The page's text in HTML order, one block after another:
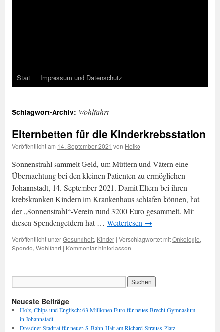
Start Impressum und Datenschutz
Schlagwort-Archiv: Wohlfahrt
Elternbetten für die Kinderkrebsstation
Veröffentlicht am 14. September 2021 von Heiko
Sonnenstrahl sammelt Geld, um Müttern und Vätern eine
Übernachtung bei den kleinen Patienten zu ermöglichen
Johannstadt, 14. September 2021. Damit Eltern bei ihren
krebskranken Kindern im Krankenhaus schlafen können, hat
der „Sonnenstrahl“-Verein rund 3200 Euro gesammelt. Mit
diesen Spendengeldern hat … Weiterlesen →
Veröffentlicht unterGesundheit, Kinder | Verschlagwortet mitOnkologie,
Spende, Wohlfahrt | Kommentar hinterlassen
Neueste Beiträge
Holz, Chips und Englisch: 63 Millionen Euro für neues Brecht-Gymnasium
in Johannstadt
Dresdner Stadtrat für neuen S-Bahn-Halt am Richard-Strauss-Platz